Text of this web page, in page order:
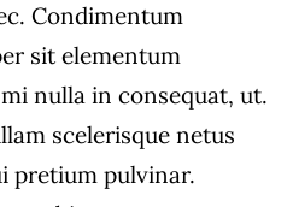
Condimentum
sit elementum
nulla in consequat, ut.
scelerisque netus
pretium pulvinar.